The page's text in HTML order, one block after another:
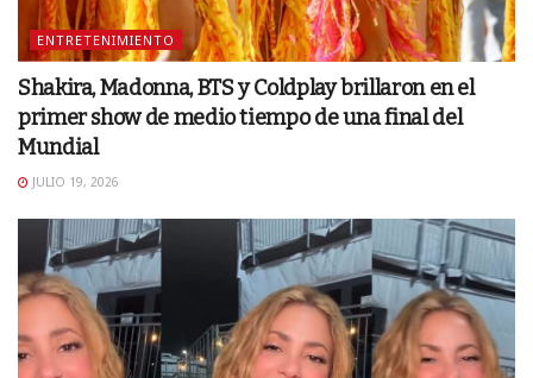
ENTRETENIMIENTO
Shakira, Madonna, BTS y Coldplay brillaron en el
primer show de medio tiempo de una final del
Mundial
JULIO 19, 2026